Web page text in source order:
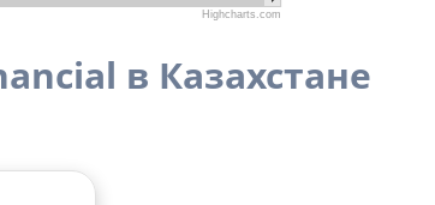
Highcharts.com
в Казахстане